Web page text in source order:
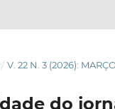
/ V. 22 N. 3 (2026):
do